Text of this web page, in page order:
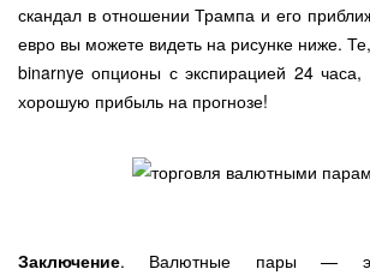
скандал в отношении Трампа и его
евро вы можете видеть на рисунке ниже.
binarnye опционы с экспирацией 24 часа,
хорошую прибыль на прогнозе!
Заключение. Валютные пары — это